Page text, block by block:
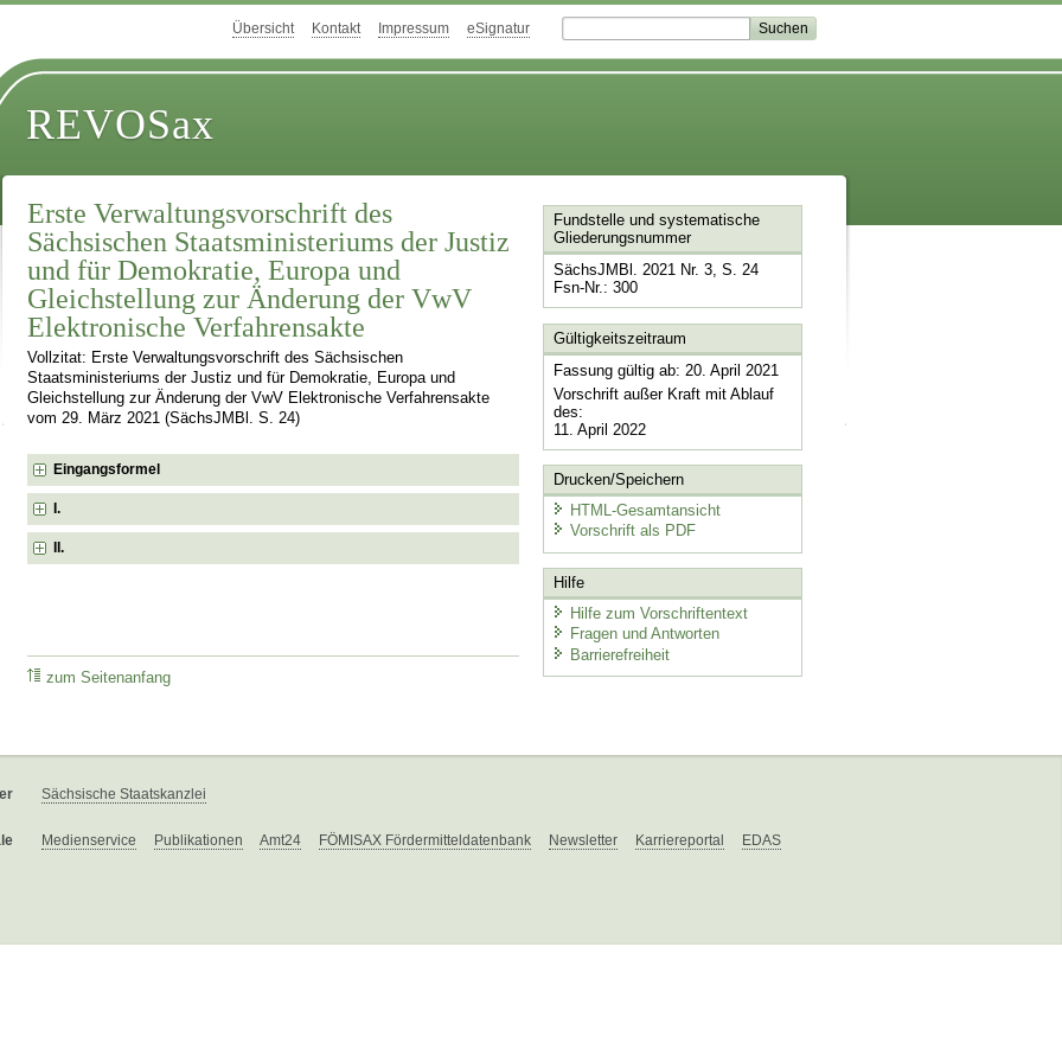
Übersicht Kontakt Impressum eSignatur
REVOSax
Erste Verwaltungsvorschrift des
Sächsischen Staatsministeriums der Justiz
und für Demokratie, Europa und
Gleichstellung zur Änderung der VwV
Elektronische Verfahrensakte
Vollzitat: Erste Verwaltungsvorschrift des Sächsischen
Staatsministeriums der Justiz und für Demokratie, Europa und
Gleichstellung zur Änderung der VwV Elektronische Verfahrensakte
vom 29. März 2021 (SächsJMBl. S. 24)
Eingangsformel
I.
II.
zum Seitenanfang
Fundstelle und systematische
Gliederungsnummer
SächsJMBl. 2021 Nr. 3, S. 24
Fsn-Nr.: 300
Gültigkeitszeitraum
Fassung gültig ab: 20. April 2021
Vorschrift außer Kraft mit Ablauf
des:
11. April 2022
Drucken/Speichern
HTML-Gesamtansicht
Vorschrift als PDF
Hilfe
Hilfe zum Vorschriftentext
Fragen und Antworten
Barrierefreiheit
Sächsische Staatskanzlei
Medienservice Publikationen Amt24 FÖMISAX Fördermitteldatenbank Newsletter Karriereportal EDAS